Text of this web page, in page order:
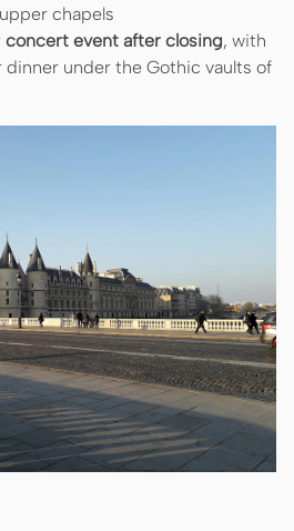
chapels
concert event after closing, with
dinner under the Gothic vaults of